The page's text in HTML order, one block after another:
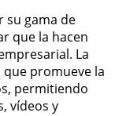
su gama de
que la hacen
La
promueve la
permitiendo
vídeos y